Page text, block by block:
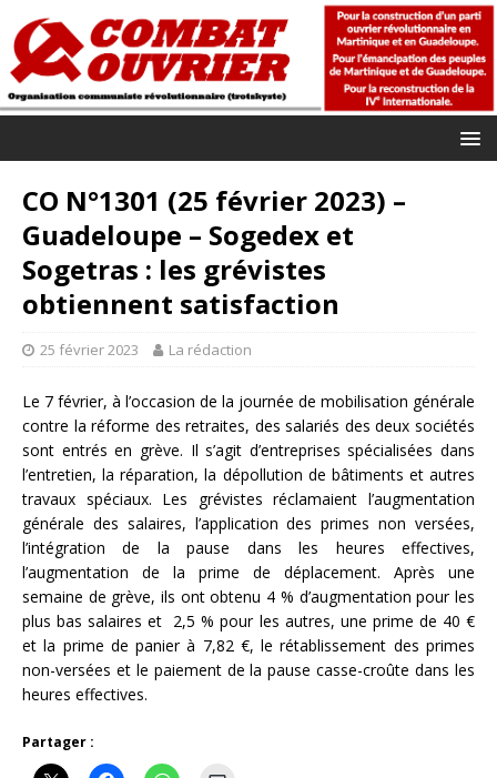
CO N°1301 (25 février 2023) –
Guadeloupe – Sogedex et
Sogetras : les grévistes
obtiennent satisfaction
25 février 2023 La rédaction
Le 7 février, à l’occasion de la journée de mobilisation générale
contre la réforme des retraites, des salariés des deux sociétés
sont entrés en grève. Il s’agit d’entreprises spécialisées dans
l’entretien, la réparation, la dépollution de bâtiments et autres
travaux spéciaux. Les grévistes réclamaient l’augmentation
générale des salaires, l’application des primes non versées,
l’intégration de la pause dans les heures effectives,
l’augmentation de la prime de déplacement. Après une
semaine de grève, ils ont obtenu 4 % d’augmentation pour les
plus bas salaires et 2,5 % pour les autres, une prime de 40 €
et la prime de panier à 7,82 €, le rétablissement des primes
non-versées et le paiement de la pause casse-croûte dans les
heures effectives.
Partager :